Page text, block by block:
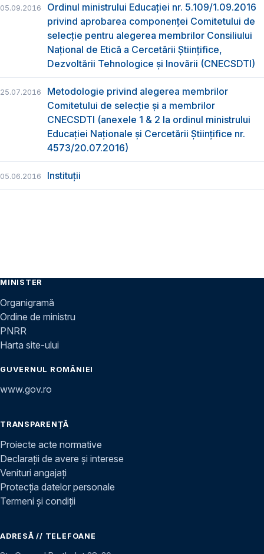
05.09.2016
Ordinul ministrului Educaţiei nr. 5.109/1.09.2016
privind aprobarea componenței Comitetului de
selecție pentru alegerea membrilor Consiliului
Național de Etică a Cercetării Științifice,
Dezvoltării Tehnologice şi Inovării (CNECSDTI)
25.07.2016
Metodologie privind alegerea membrilor
Comitetului de selecţie şi a membrilor
CNECSDTI (anexele 1 & 2 la ordinul ministrului
Educaţiei Naţionale şi Cercetării Ştiinţifice nr.
4573/20.07.2016)
05.06.2016 Instituții
MINISTER
Organigramă
Ordine de ministru
PNRR
Harta site-ului
GUVERNUL ROMÂNIEI
www.gov.ro
TRANSPARENȚĂ
Proiecte acte normative
Declarații de avere și interese
Venituri angajați
Protecția datelor personale
Termeni și condiții
ADRESĂ // TELEFOANE